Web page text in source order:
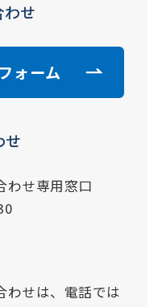
わせ
ォーム
せ
わせ専用窓口
せは、電話では